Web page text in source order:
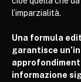
l’imparzialità.
Una formula
garantisce
informazione